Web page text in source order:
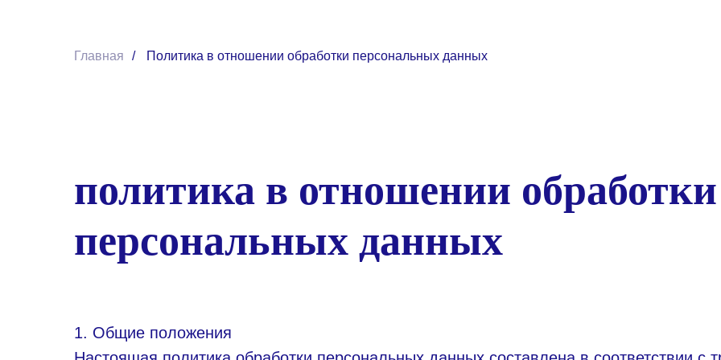
Главная / Политика в отношении обработки персональных данных
политика в отношении обработки
персональных данных
1. Общие положения